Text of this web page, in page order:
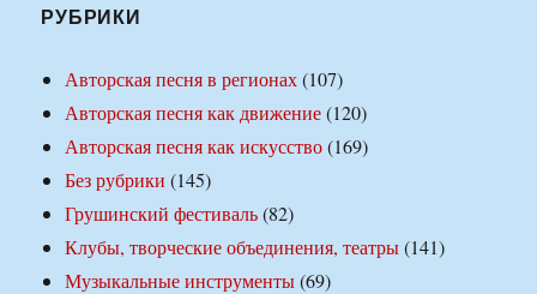
РУБРИКИ
Авторская песня в регионах(107)
Авторская песня как движение(120)
Авторская песня как искусство(169)
Без рубрики (145)
Грушинский фестиваль(82)
Клубы, творческие объединения, театры(141)
Музыкальные инструменты(69)